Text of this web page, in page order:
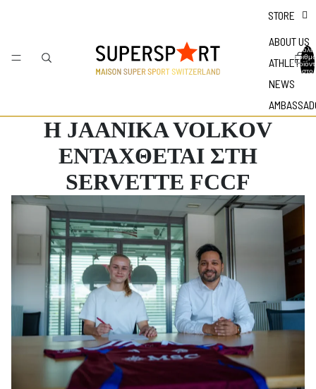
STORE
ABOUT US
ATHLETES
NEWS
στο
Η JAANIKA VOLKOV
ΕΝΤΑΧΘΕΤΑΙ ΣΤΗ
SERVETTE FCCF